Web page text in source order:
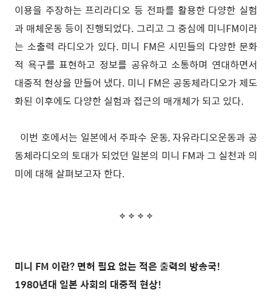
이용을 주장하는 프리라디오 등 전파를 활용한 다양한 실험
과 매체운동 등이 진행되었다. 그리고 그 중심에 미니FM이라
는 소출력 라디오가 있다. 미니 FM은 시민들의 다양한 문화
적 욕구를 표현하고 정보를 공유하고 소통하며 연대하면서
대중적 현상을 만들어 냈다. 미니 FM은 공동체라디오가 제도
화된 이후에도 다양한 실험과 접근의 매개체가 되고 있다.
이번 호에서는 일본에서 주파수 운동, 자유라디오운동과 공
동체라디오의 토대가 되었던 일본의 미니 FM과 그 실천과 의
미에 대해 살펴보고자 한다.
미니 FM 이란? 면허 필요 없는 적은 출력의 방송국!
1980년대 일본 사회의 대중적 현상!